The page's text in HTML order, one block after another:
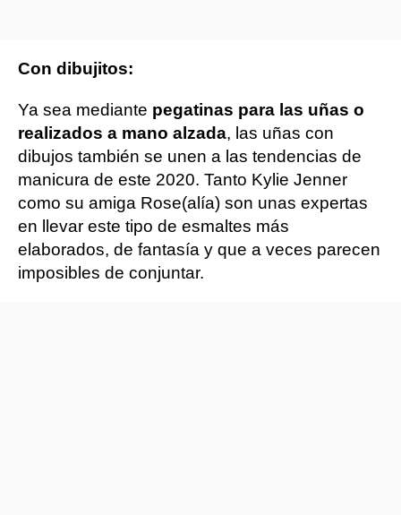
Con dibujitos:
Ya sea mediante pegatinas para las uñas o
realizados a mano alzada, las uñas con
dibujos también se unen a las tendencias de
manicura de este 2020. Tanto Kylie Jenner
como su amiga Rose(alía) son unas expertas
en llevar este tipo de esmaltes más
elaborados, de fantasía y que a veces parecen
imposibles de conjuntar.